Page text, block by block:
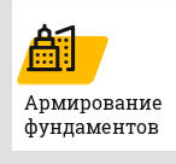
Армирование
фундаментов